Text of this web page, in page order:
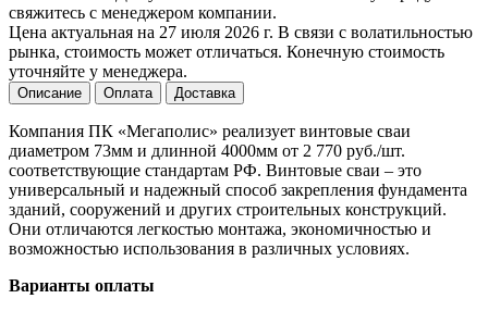
свяжитесь с менеджером компании.
Цена актуальная на 27 июля 2026 г. В связи с волатильностью
рынка, стоимость может отличаться. Конечную стоимость
уточняйте у менеджера.
Описание Оплата Доставка
Компания ПК «Мегаполис» реализует винтовые сваи
диаметром 73мм и длинной 4000мм от 2 770 руб./шт.
соответствующие стандартам РФ. Винтовые сваи – это
универсальный и надежный способ закрепления фундамента
зданий, сооружений и других строительных конструкций.
Они отличаются легкостью монтажа, экономичностью и
возможностью использования в различных условиях.
Варианты оплаты